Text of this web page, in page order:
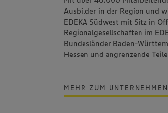
Ausbilder in der Region und
EDEKA Südwest mit Sitz in
Regionalgesellschaften im
Bundesländer Baden-
Hessen und angrenzende
MEHR ZUM UNTERNEHMEN